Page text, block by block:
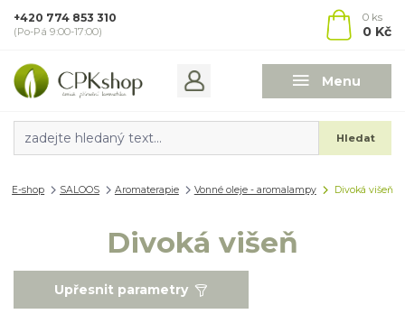
Menu
Hledat
+420 774 853 310
(Po-Pá 9:00-17:00)
0 ks
0 Kč
E-shop SALOOS Aromaterapie Vonné oleje - aromalampy Divoká višeň
Divoká višeň
Upřesnit parametry